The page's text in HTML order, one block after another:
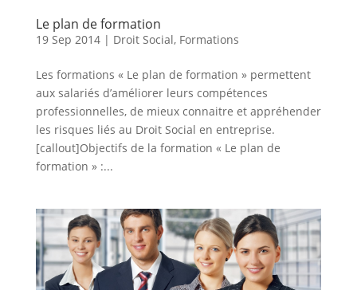
Le plan de formation
19 Sep 2014| Droit Social, Formations
Les formations « Le plan de formation » permettent
aux salariés d’améliorer leurs compétences
professionnelles, de mieux connaitre et appréhender
les risques liés au Droit Social en entreprise.
[callout]Objectifs de la formation « Le plan de
formation » :...